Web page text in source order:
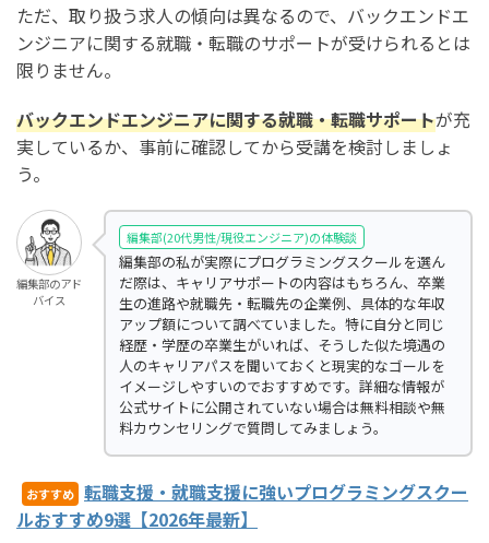
ただ、取り扱う求人の傾向は異なるので、バックエンドエ
ンジニアに関する就職・転職のサポートが受けられるとは
限りません。
バックエンドエンジニアに関する就職・転職サポートが充
実しているか、事前に確認してから受講を検討しましょ
う。
編集部のアド
バイス
編集部(20代男性/現役エンジニア)の体験談
編集部の私が実際にプログラミングスクールを選ん
だ際は、キャリアサポートの内容はもちろん、卒業
生の進路や就職先・転職先の企業例、具体的な年収
アップ額について調べていました。特に自分と同じ
経歴・学歴の卒業生がいれば、そうした似た境遇の
人のキャリアパスを聞いておくと現実的なゴールを
イメージしやすいのでおすすめです。詳細な情報が
公式サイトに公開されていない場合は無料相談や無
料カウンセリングで質問してみましょう。
おすすめ 転職支援・就職支援に強いプログラミングスクー
ルおすすめ9選【2026年最新】